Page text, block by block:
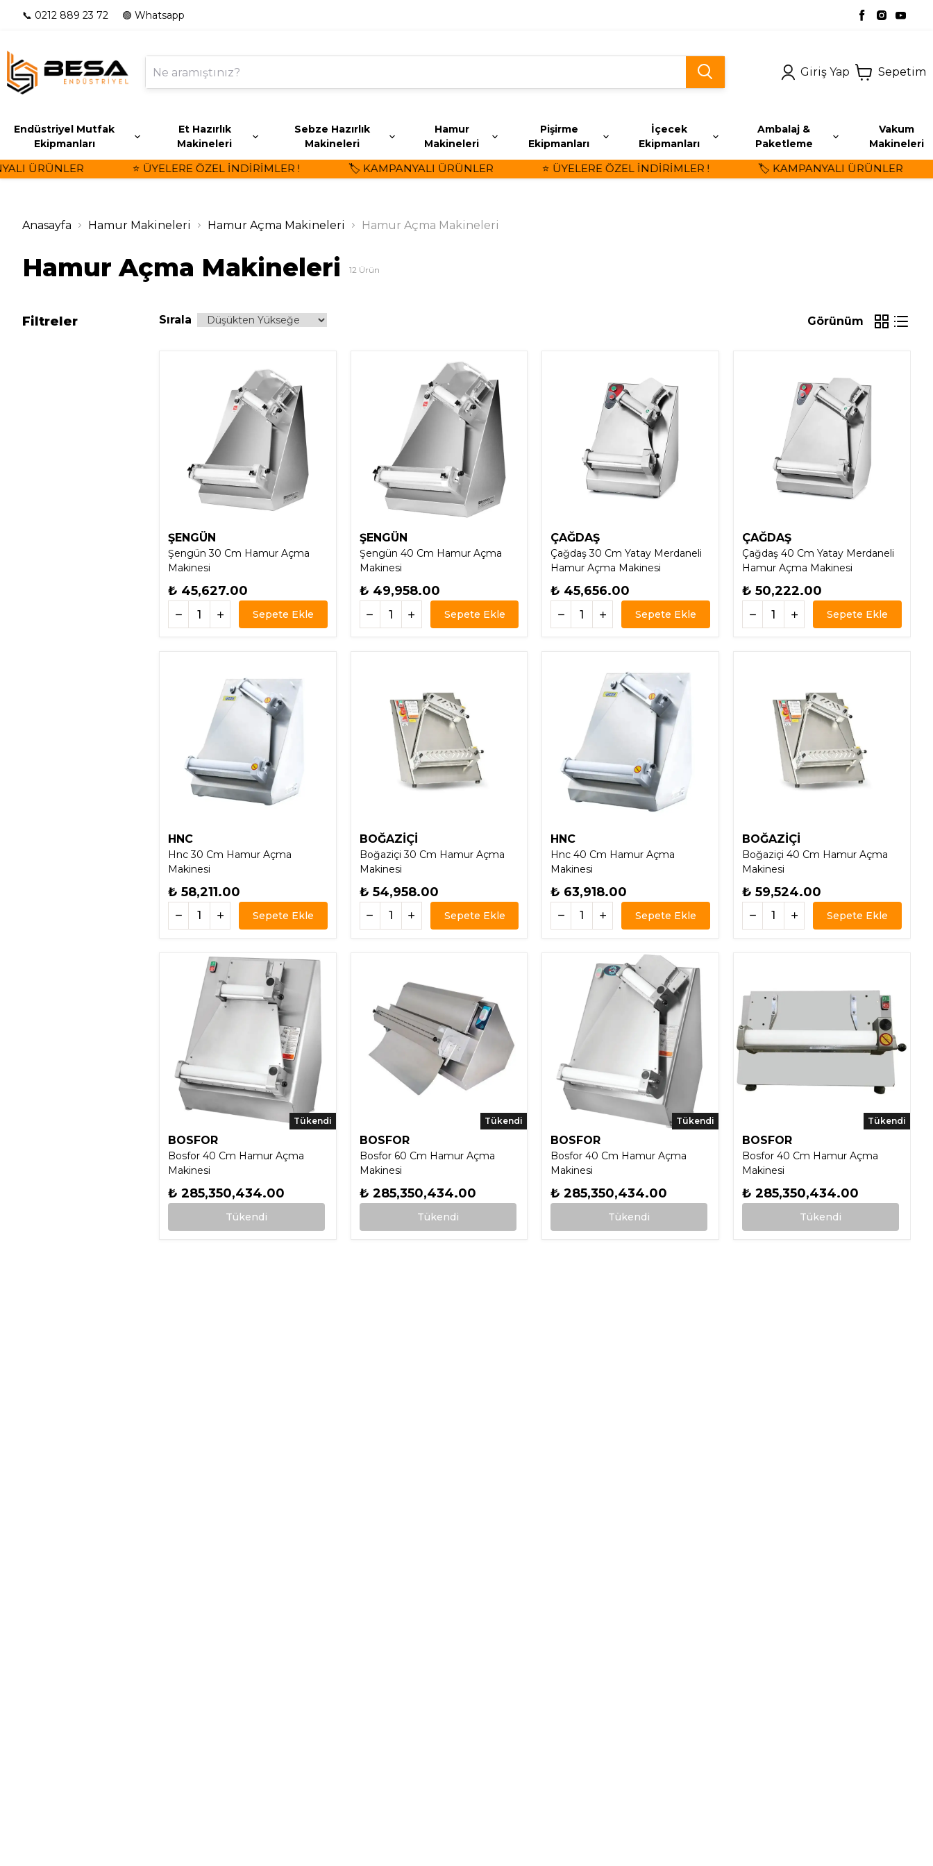
📞 0212 889 23 72 🟢 Whatsapp
Giriş Yap Sepetim
Endüstriyel Mutfak
Ekipmanları
Et Hazırlık
Makineleri
Sebze Hazırlık
Makineleri
Hamur
Makineleri
Pişirme
Ekipmanları
İçecek
Ekipmanları
Ambalaj &
Paketleme
Vakum
Makineleri
ÜRÜNLER ⭐ ÜYELERE ÖZEL İNDİRİMLER ! 🏷️ KAMPANYALI ÜRÜNLER ⭐ ÜYELERE ÖZEL İNDİRİMLER ! 🏷️ KAMPANYALI ÜRÜNLER
Anasayfa Hamur Makineleri Hamur Açma Makineleri Hamur Açma Makineleri
Hamur Açma Makineleri 12 Ürün
Filtreler Sırala Görünüm
ŞENGÜN
Şengün 30 Cm Hamur Açma
Makinesi
₺ 45,627.00
Sepete Ekle
ŞENGÜN
Şengün 40 Cm Hamur Açma
Makinesi
₺ 49,958.00
Sepete Ekle
ÇAĞDAŞ
Çağdaş 30 Cm Yatay Merdaneli
Hamur Açma Makinesi
₺ 45,656.00
Sepete Ekle
ÇAĞDAŞ
Çağdaş 40 Cm Yatay Merdaneli
Hamur Açma Makinesi
₺ 50,222.00
Sepete Ekle
HNC
Hnc 30 Cm Hamur Açma
Makinesi
₺ 58,211.00
Sepete Ekle
BOĞAZİÇİ
Boğaziçi 30 Cm Hamur Açma
Makinesi
₺ 54,958.00
Sepete Ekle
HNC
Hnc 40 Cm Hamur Açma
Makinesi
₺ 63,918.00
Sepete Ekle
BOĞAZİÇİ
Boğaziçi 40 Cm Hamur Açma
Makinesi
₺ 59,524.00
Sepete Ekle
Tükendi
BOSFOR
Bosfor 40 Cm Hamur Açma
Makinesi
₺ 285,350,434.00
Tükendi
Tükendi
BOSFOR
Bosfor 60 Cm Hamur Açma
Makinesi
₺ 285,350,434.00
Tükendi
Tükendi
BOSFOR
Bosfor 40 Cm Hamur Açma
Makinesi
₺ 285,350,434.00
Tükendi
Tükendi
BOSFOR
Bosfor 40 Cm Hamur Açma
Makinesi
₺ 285,350,434.00
Tükendi